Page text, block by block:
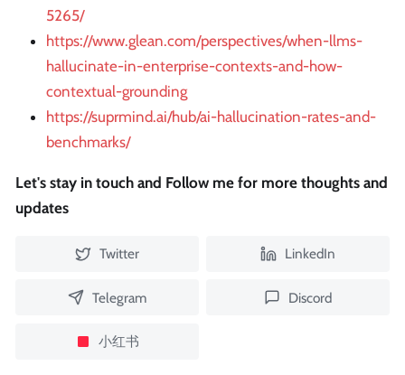
5265/
https://www.glean.com/perspectives/when-llms-
hallucinate-in-enterprise-contexts-and-how-
contextual-grounding
https://suprmind.ai/hub/ai-hallucination-rates-and-
benchmarks/
Let's stay in touch and Follow me for more thoughts and
updates
Twitter LinkedIn
Telegram Discord
小红书